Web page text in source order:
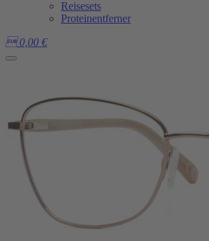
Reisesets
Proteinentferner
 0,00 €